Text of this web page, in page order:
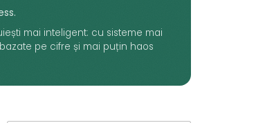
mai inteligent: cu sisteme mai
pe cifre și mai puțin haos